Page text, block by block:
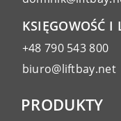
KSIĘGOWOŚĆ I
+48 790 543 800
biuro@liftbay.net
PRODUKTY